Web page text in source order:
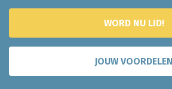
WORD NU LID!
JOUW VOORDELEN